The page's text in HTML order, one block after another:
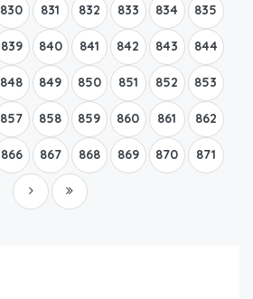
830 831 832 833 834 835
839 840 841 842 843 844
848 849 850 851 852 853
857 858 859 860 861 862
866 867 868 869 870 871